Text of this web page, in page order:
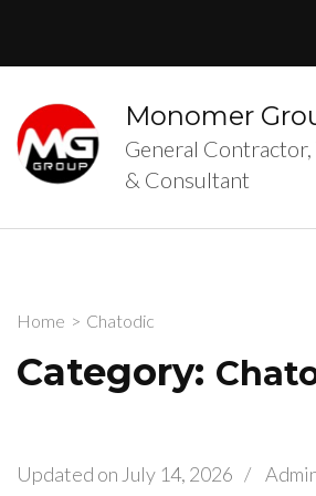
(Press
Enter)
Monomer
General
& Consultant
Home > Chatodic
Category:
Updated on July 14, 2026 /